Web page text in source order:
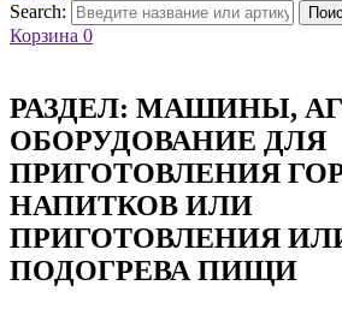
Search:
Корзина 0
РАЗДЕЛ: МАШИНЫ,
ОБОРУДОВАНИЕ ДЛЯ
ПРИГОТОВЛЕНИЯ
НАПИТКОВ ИЛИ
ПРИГОТОВЛЕНИЯ
ПОДОГРЕВА ПИЩИ